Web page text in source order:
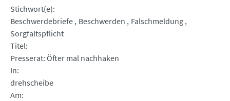
Stichwort(e)
Beschwerdebriefe Beschwerden
Falschmeldung
Sorgfaltspflicht
Titel
Presserat: Öfter mal nachhaken
In
drehscheibe
Am